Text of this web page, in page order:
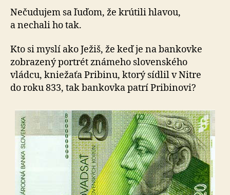
Nečudujem sa ľuďom, že krútili hlavou,
a nechali ho tak.
Kto si myslí ako Ježiš, že keď je na bankovke
zobrazený portrét známeho slovenského
vládcu, kniežaťa Pribinu, ktorý sídlil v Nitre
do roku 833, tak bankovka patrí Pribinovi?